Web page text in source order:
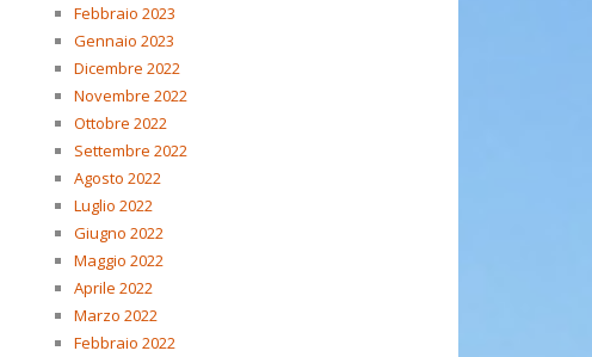
Febbraio 2023
Gennaio 2023
Dicembre 2022
Novembre 2022
Ottobre 2022
Settembre 2022
Agosto 2022
Luglio 2022
Giugno 2022
Maggio 2022
Aprile 2022
Marzo 2022
Febbraio 2022